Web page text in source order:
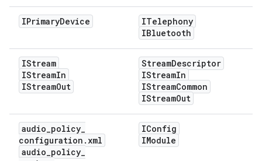
IPrimaryDevice
ITelephony
IBluetooth
IStream
IStreamIn
IStreamOut
StreamDescriptor
IStreamIn
IStreamCommon
IStreamOut
audio_policy_
configuration . xml
audio_policy_
IConfig
IModule